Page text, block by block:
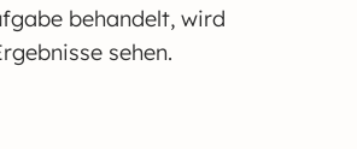
behandelt, wird
sehen.